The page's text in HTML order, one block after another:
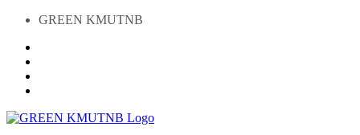
GREEN KMUTNB